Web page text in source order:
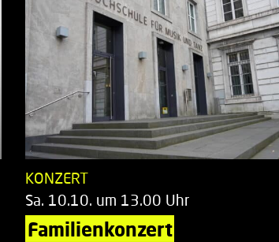
KONZERT
Sa. 10.10. um 13.00 Uhr
Familienkonzert